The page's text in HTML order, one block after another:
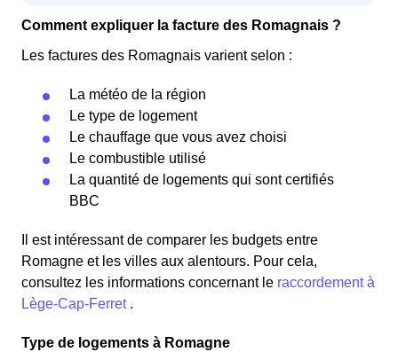
Comment expliquer la facture des Romagnais ?
Les factures des Romagnais varient selon :
La météo de la région
Le type de logement
Le chauffage que vous avez choisi
Le combustible utilisé
La quantité de logements qui sont certifiés
BBC
Il est intéressant de comparer les budgets entre
Romagne et les villes aux alentours. Pour cela,
consultez les informations concernant le raccordement à
Lège-Cap-Ferret .
Type de logements à Romagne